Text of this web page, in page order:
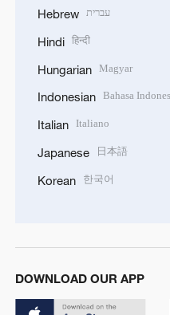
Hebrew עברית
Hindi हिन्दी
Hungarian Magyar
Indonesian Bahasa
Italian Italiano
Japanese 日本語
Korean 한국어
DOWNLOAD OUR APP